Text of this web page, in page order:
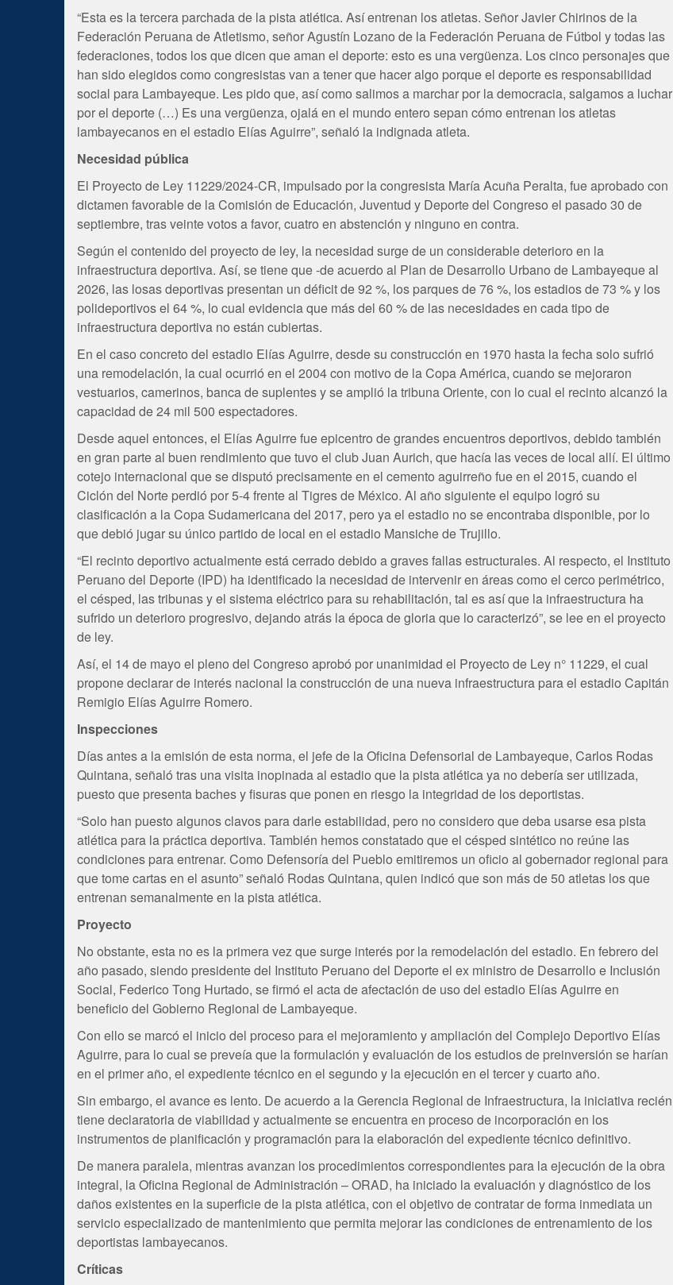
“Esta es la tercera parchada de la pista atlética. Así entrenan los atletas. Señor Javier Chirinos de la
Federación Peruana de Atletismo, señor Agustín Lozano de la Federación Peruana de Fútbol y todas las
federaciones, todos los que dicen que aman el deporte: esto es una vergüenza. Los cinco personajes que
han sido elegidos como congresistas van a tener que hacer algo porque el deporte es responsabilidad
social para Lambayeque. Les pido que, así como salimos a marchar por la democracia, salgamos a luchar
por el deporte (…) Es una vergüenza, ojalá en el mundo entero sepan cómo entrenan los atletas
lambayecanos en el estadio Elías Aguirre”, señaló la indignada atleta.
Necesidad pública
El Proyecto de Ley 11229/2024-CR, impulsado por la congresista María Acuña Peralta, fue aprobado con
dictamen favorable de la Comisión de Educación, Juventud y Deporte del Congreso el pasado 30 de
septiembre, tras veinte votos a favor, cuatro en abstención y ninguno en contra.
Según el contenido del proyecto de ley, la necesidad surge de un considerable deterioro en la
infraestructura deportiva. Así, se tiene que -de acuerdo al Plan de Desarrollo Urbano de Lambayeque al
2026, las losas deportivas presentan un déficit de 92 %, los parques de 76 %, los estadios de 73 % y los
polideportivos el 64 %, lo cual evidencia que más del 60 % de las necesidades en cada tipo de
infraestructura deportiva no están cubiertas.
En el caso concreto del estadio Elías Aguirre, desde su construcción en 1970 hasta la fecha solo sufrió
una remodelación, la cual ocurrió en el 2004 con motivo de la Copa América, cuando se mejoraron
vestuarios, camerinos, banca de suplentes y se amplió la tribuna Oriente, con lo cual el recinto alcanzó la
capacidad de 24 mil 500 espectadores.
Desde aquel entonces, el Elías Aguirre fue epicentro de grandes encuentros deportivos, debido también
en gran parte al buen rendimiento que tuvo el club Juan Aurich, que hacía las veces de local allí. El último
cotejo internacional que se disputó precisamente en el cemento aguirreño fue en el 2015, cuando el
Ciclón del Norte perdió por 5-4 frente al Tigres de México. Al año siguiente el equipo logró su
clasificación a la Copa Sudamericana del 2017, pero ya el estadio no se encontraba disponible, por lo
que debió jugar su único partido de local en el estadio Mansiche de Trujillo.
“El recinto deportivo actualmente está cerrado debido a graves fallas estructurales. Al respecto, el Instituto
Peruano del Deporte (IPD) ha identificado la necesidad de intervenir en áreas como el cerco perimétrico,
el césped, las tribunas y el sistema eléctrico para su rehabilitación, tal es así que la infraestructura ha
sufrido un deterioro progresivo, dejando atrás la época de gloria que lo caracterizó”, se lee en el proyecto
de ley.
Así, el 14 de mayo el pleno del Congreso aprobó por unanimidad el Proyecto de Ley n° 11229, el cual
propone declarar de interés nacional la construcción de una nueva infraestructura para el estadio Capitán
Remigio Elías Aguirre Romero.
Inspecciones
Días antes a la emisión de esta norma, el jefe de la Oficina Defensorial de Lambayeque, Carlos Rodas
Quintana, señaló tras una visita inopinada al estadio que la pista atlética ya no debería ser utilizada,
puesto que presenta baches y fisuras que ponen en riesgo la integridad de los deportistas.
“Solo han puesto algunos clavos para darle estabilidad, pero no considero que deba usarse esa pista
atlética para la práctica deportiva. También hemos constatado que el césped sintético no reúne las
condiciones para entrenar. Como Defensoría del Pueblo emitiremos un oficio al gobernador regional para
que tome cartas en el asunto” señaló Rodas Quintana, quien indicó que son más de 50 atletas los que
entrenan semanalmente en la pista atlética.
Proyecto
No obstante, esta no es la primera vez que surge interés por la remodelación del estadio. En febrero del
año pasado, siendo presidente del Instituto Peruano del Deporte el ex ministro de Desarrollo e Inclusión
Social, Federico Tong Hurtado, se firmó el acta de afectación de uso del estadio Elías Aguirre en
beneficio del Gobierno Regional de Lambayeque.
Con ello se marcó el inicio del proceso para el mejoramiento y ampliación del Complejo Deportivo Elías
Aguirre, para lo cual se preveía que la formulación y evaluación de los estudios de preinversión se harían
en el primer año, el expediente técnico en el segundo y la ejecución en el tercer y cuarto año.
Sin embargo, el avance es lento. De acuerdo a la Gerencia Regional de Infraestructura, la iniciativa recién
tiene declaratoria de viabilidad y actualmente se encuentra en proceso de incorporación en los
instrumentos de planificación y programación para la elaboración del expediente técnico definitivo.
De manera paralela, mientras avanzan los procedimientos correspondientes para la ejecución de la obra
integral, la Oficina Regional de Administración – ORAD, ha iniciado la evaluación y diagnóstico de los
daños existentes en la superficie de la pista atlética, con el objetivo de contratar de forma inmediata un
servicio especializado de mantenimiento que permita mejorar las condiciones de entrenamiento de los
deportistas lambayecanos.
Críticas